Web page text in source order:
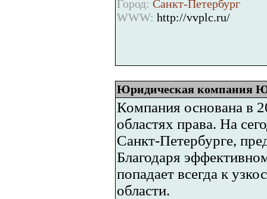
Город: Санкт-Петербург
WWW: http://vvplc.ru/
Юридическая компания
Компания основана в
областях права. На
Санкт-Петербурге,
Благодаря
попадает всегда к
области.